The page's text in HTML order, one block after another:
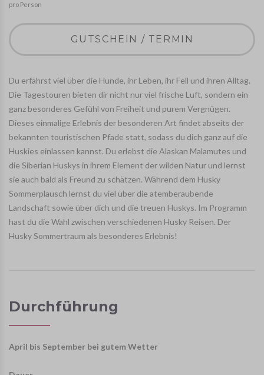
pro Person
GUTSCHEIN / TERMIN
Du erfährst viel über die Hunde, ihr Leben, ihr Fell und ihren Alltag.
Die Tagestouren bieten dir nicht nur viel frische Luft, sondern ein
ganz besonderes Gefühl von Freiheit und purem Vergnügen.
Dieses einmalige Erlebnis der besonderen Art findet abseits der
bekannten touristischen Pfade statt, sodass du dich ganz auf die
Huskies einlassen kannst. Du erlebst die Alaskan Malamutes und
die Siberian Huskys in ihrem Element der wilden Natur und lernst
sie auch bald als Freund zu schätzen. Während dem Husky
Sommerplausch lernst du viel über die atemberaubende
Landschaft sowie über dich und die treuen Huskys. Im Programm
hast du die Wahl zwischen verschiedenen Husky Reisen. Der
Husky Sommertraum als besonderes Erlebnis!
Durchführung
April bis September bei gutem Wetter